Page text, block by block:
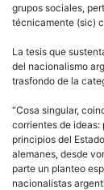
grupos sociales,
técnicamente (sic)
La tesis que
del nacionalismo
trasfondo de la
“Cosa singular,
corrientes de ideas:
principios del
alemanes, desde
parte un planteo
nacionalistas